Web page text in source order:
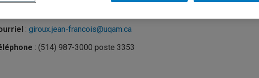
associé
: giroux.jean-francois@uqam.ca
: (514) 987-3000 poste 3353